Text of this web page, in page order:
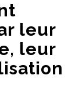
leur
leur